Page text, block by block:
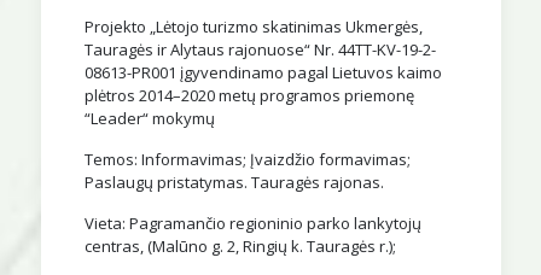
Projekto „Lėtojo turizmo skatinimas Ukmergės,
Tauragės ir Alytaus rajonuose“ Nr. 44TT-KV-19-2-
08613-PR001 įgyvendinamo pagal Lietuvos kaimo
plėtros 2014–2020 metų programos priemonę
“Leader“ mokymų
Temos: Informavimas; Įvaizdžio formavimas;
Paslaugų pristatymas. Tauragės rajonas.
Vieta: Pagramančio regioninio parko lankytojų
centras, (Malūno g. 2, Ringių k. Tauragės r.);